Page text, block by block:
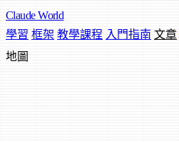
Claude World
學習 框架 教學課程 入門指南 文章
地圖